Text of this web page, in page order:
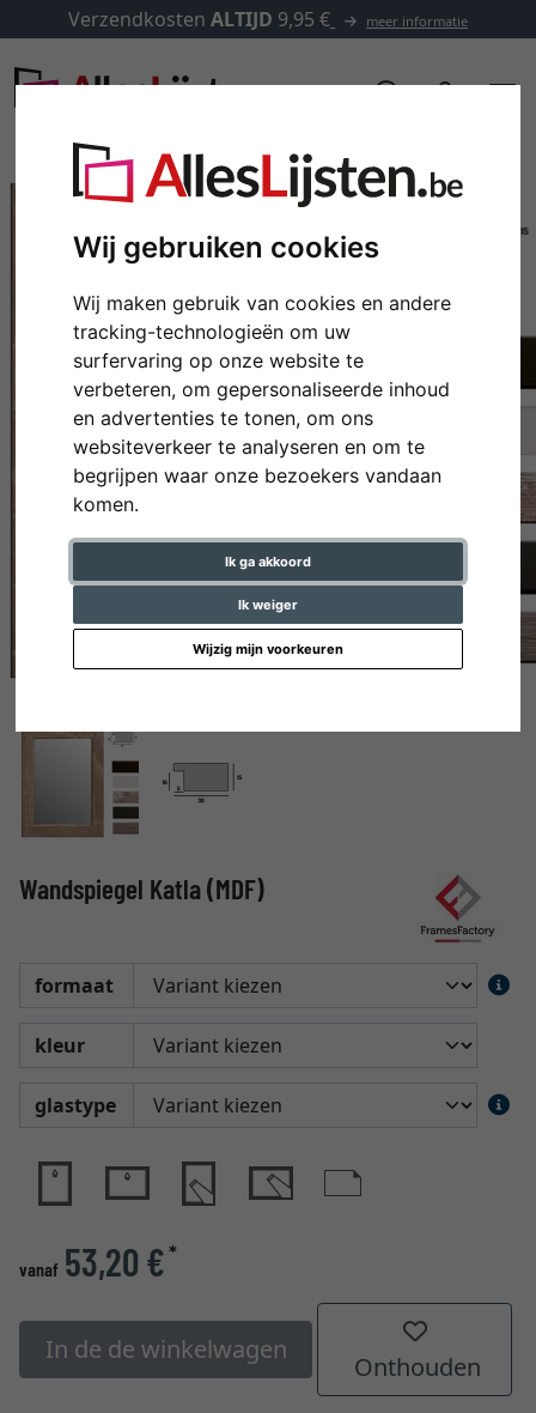
Wij gebruiken cookies
Wij maken gebruik van cookies en andere
tracking-technologieën om uw
surfervaring op onze website te
verbeteren, om gepersonaliseerde inhoud
en advertenties te tonen, om ons
websiteverkeer te analyseren en om te
begrijpen waar onze bezoekers vandaan
komen.
Ik ga akkoord
Ik weiger
Wijzig mijn voorkeuren
Verzendkosten ALTIJD 9,95 € meer informatie
Terug
Wandspiegel Katla (MDF)
formaat
kleur
glastype
vanaf 53,20 €*
In de de winkelwagen
Onthouden